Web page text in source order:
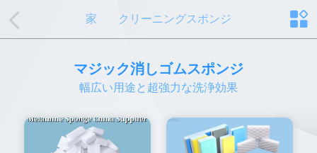
家 クリーニングスポンジ
マジック消しゴムスポンジ
幅広い用途と超強力な洗浄効果